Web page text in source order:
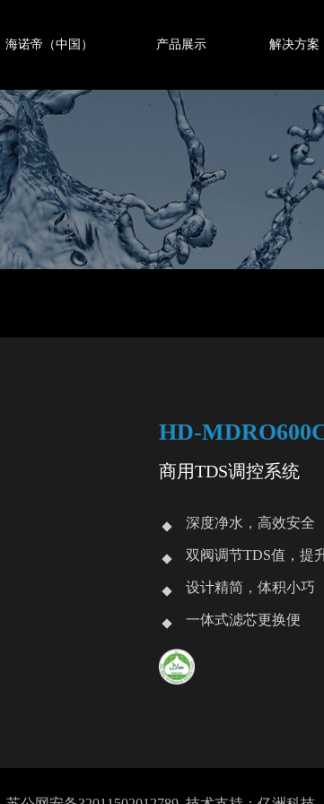
海诺帝（中国） 产品展示 解决方案
HD-
商用TDS调控系统
深度净水，高效安全
双阀调节TDS值，提
设计精简，体积小巧
一体式滤芯更换便